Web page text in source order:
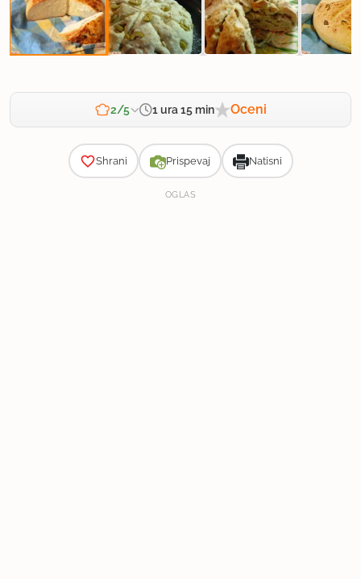
2/5 1 ura 15 min Oceni
Shrani Prispevaj Natisni
OGLAS